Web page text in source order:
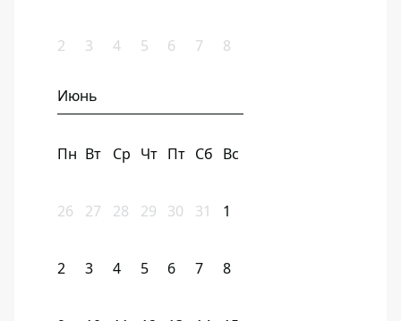
2 3 4 5 6 7 8
Июнь
Пн Вт Ср Чт Пт Сб Вс
26 27 28 29 30 31 1
2 3 4 5 6 7 8